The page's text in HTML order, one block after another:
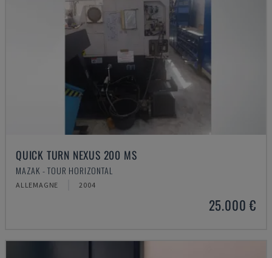
QUICK TURN NEXUS 200 MS
MAZAK - TOUR HORIZONTAL
ALLEMAGNE 2004
25.000 €